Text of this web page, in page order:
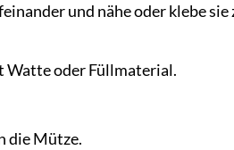
und nähe oder klebe
Watte oder Füllmaterial.
die Mütze.